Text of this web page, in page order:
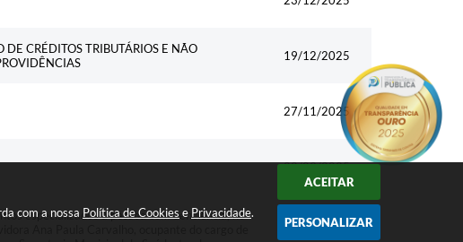
com a nossa Política de Cookies e Privacidade.
ACEITAR
PERSONALIZAR
CRÉDITOS TRIBUTÁRIOS E NÃO
19/12/2025
27/11/2025
22/09/2025
especializados à pessoa com deficiência, no